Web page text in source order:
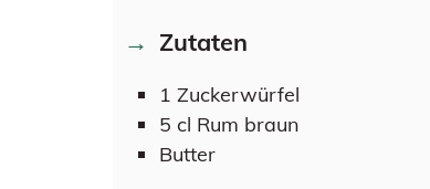
Zutaten
1 Zuckerwürfel
5 cl Rum braun
Butter